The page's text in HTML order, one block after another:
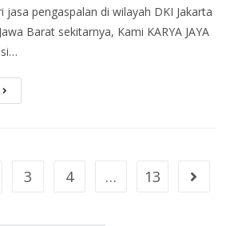
jasa pengaspalan di wilayah DKI Jakarta
Barat sekitarnya, Kami KARYA JAYA
3 4 … 13